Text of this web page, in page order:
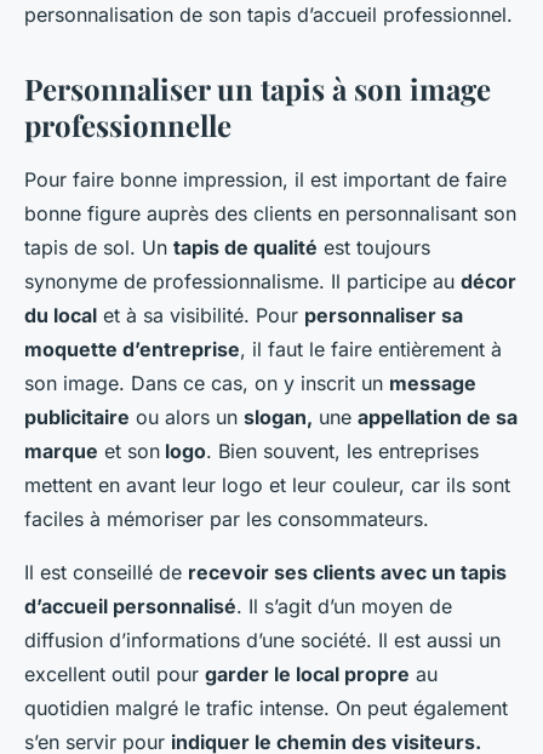
personnalisation de son tapis d’accueil professionnel.
Personnaliser un tapis à son image
professionnelle
Pour faire bonne impression, il est important de faire
bonne figure auprès des clients en personnalisant son
tapis de sol. Un tapis de qualité est toujours
synonyme de professionnalisme. Il participe au décor
du local et à sa visibilité. Pour personnaliser sa
moquette d’entreprise, il faut le faire entièrement à
son image. Dans ce cas, on y inscrit un message
publicitaire ou alors un slogan, une appellation de sa
marque et son logo. Bien souvent, les entreprises
mettent en avant leur logo et leur couleur, car ils sont
faciles à mémoriser par les consommateurs.
Il est conseillé de recevoir ses clients avec un tapis
d’accueil personnalisé. Il s’agit d’un moyen de
diffusion d’informations d’une société. Il est aussi un
excellent outil pour garder le local propre au
quotidien malgré le trafic intense. On peut également
s’en servir pour indiquer le chemin des visiteurs.